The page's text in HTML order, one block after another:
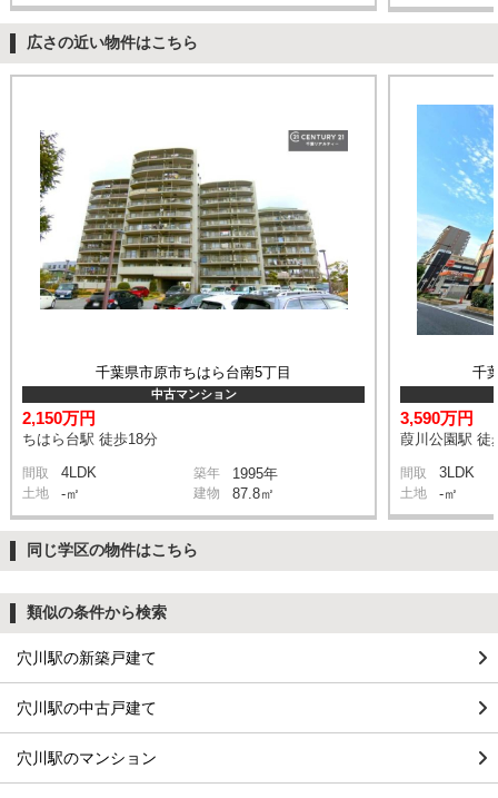
広さの近い物件はこちら
千葉県市原市ちはら台南5丁目
中古マンション
2,150万円
ちはら台駅 徒歩18分
間取 4LDK 築年 1995年
土地 -㎡ 建物 87.8㎡
千
3,590万円
葭川公園駅 徒
間取 3LDK
土地 -㎡
同じ学区の物件はこちら
類似の条件から検索
穴川駅の新築戸建て
穴川駅の中古戸建て
穴川駅のマンション